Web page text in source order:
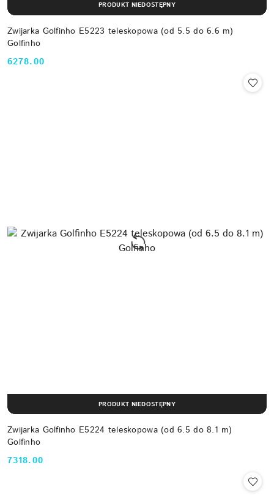
Zwijarka Golfinho E5223 teleskopowa (od 5.5 do 6.6 m)
Golfinho
Cena:
6278.00
PRODUKT NIEDOSTĘPNY
Zwijarka Golfinho E5224 teleskopowa (od 6.5 do 8.1 m)
Golfinho
Cena:
7318.00
PRODUKT NIEDOSTĘPNY